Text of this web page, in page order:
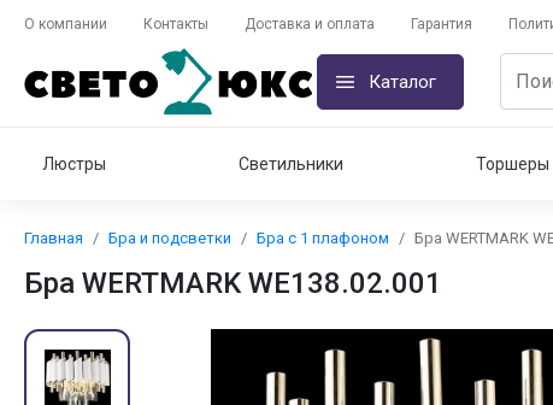
О компании Контакты Доставка и оплата Гарантия
Каталог
Люстры Светильники Торшеры
Главная Бра и подсветки Бра с 1 плафоном Бра WERTMARK
Бра WERTMARK WE138.02.001